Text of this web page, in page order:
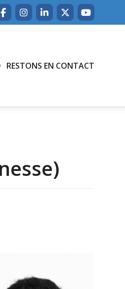
RESTONS EN CONTACT